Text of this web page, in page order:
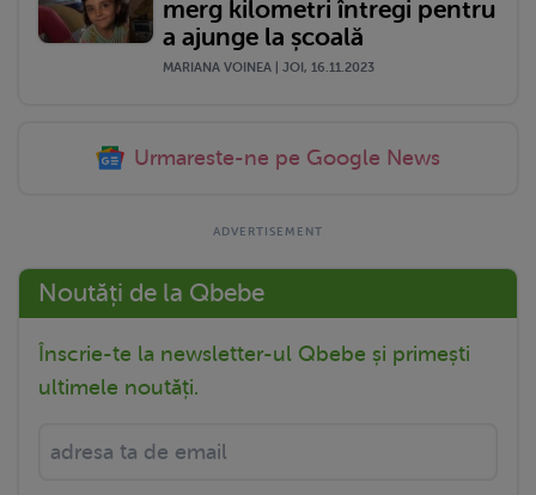
merg kilometri întregi pentru
a ajunge la școală
MARIANA VOINEA | JOI, 16.11.2023
Urmareste-ne pe Google News
Noutăți de la Qbebe
Înscrie-te la newsletter-ul Qbebe și primești
ultimele noutăți.